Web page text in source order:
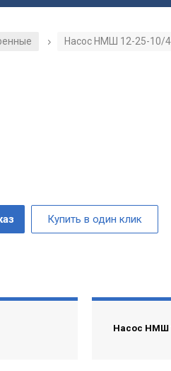
/ Насос НМШ 12-25-10/
Насос НМШ